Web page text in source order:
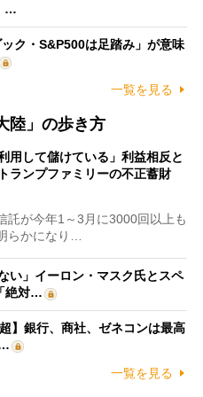
…
ク・S&P500は足踏み」が意味
一覧を見る
陸」の歩き方
用して儲けている」利益相反と
ランプファミリーの不正蓄財
が今年1～3月に3000回以上も
らかになり…
い」イーロン・マスク氏とスペ
絶対…
】銀行、商社、ゼネコンは最高
一覧を見る